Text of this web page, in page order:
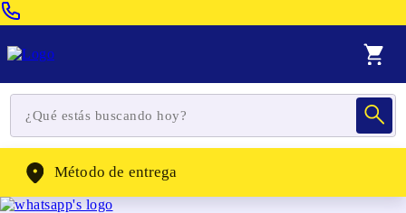
WhatsApp: (302) 262-4104
Método de entrega